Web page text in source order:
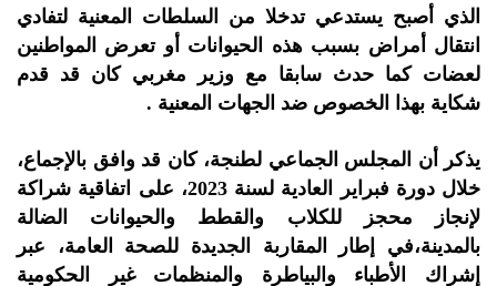
الذي أصبح يستدعي تدخلا من السلطات المعنية لتفادي
انتقال أمراض بسبب هذه الحيوانات أو تعرض المواطنين
لعضات كما حدث سابقا مع وزير مغربي كان قد قدم
شكاية بهذا الخصوص ضد الجهات المعنية .
يذكر أن المجلس الجماعي لطنجة، كان قد وافق بالإجماع،
خلال دورة فبراير العادية لسنة 2023، على اتفاقية شراكة
لإنجاز محجز للكلاب والقطط والحيوانات الضالة
بالمدينة،في إطار المقاربة الجديدة للصحة العامة، عبر
إشراك الأطباء والبياطرة والمنظمات غير الحكومية